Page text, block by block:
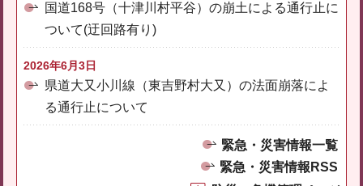
国道168号（十津川村平谷）の崩土による通行止に
ついて(迂回路有り)
2026年6月3日
県道大又小川線（東吉野村大又）の法面崩落によ
る通行止について
緊急・災害情報一覧
緊急・災害情報RSS